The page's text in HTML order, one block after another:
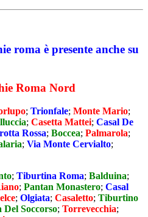
roma è presente anche su
Roma Nord
; Trionfale; Monte Mario;
; Casetta Mattei; Casal De
Rossa; Boccea; Palmarola;
; Via Monte Cervialto;
; Tiburtina Roma; Balduina;
; Pantan Monastero; Casal
; Olgiata; Casaletto; Tiburtino
Soccorso; Torrevecchia;